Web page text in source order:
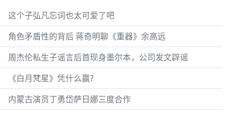
这个子弘凡忘词也太可爱了吧
角色矛盾性的背后 蒋奇明聊《重器》余高远
周杰伦私生子谣言后首现身墨尔本，公司发文辟谣
《白月梵星》凭什么赢?
内蒙古演员丁勇岱萨日娜三度合作